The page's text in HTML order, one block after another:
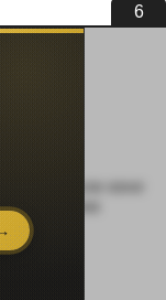
5
или иное
разрешения